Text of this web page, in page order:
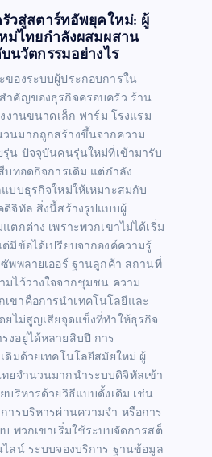
วสู่สตาร์ทอัพยุคใหม่: ผู้
ม่ไทยกำลังผสมผสาน
นวัตกรรมอย่างไร
องระบบผู้ประกอบการใน
ำคัญของธุรกิจครอบครัว ร้าน
งานขนาดเล็ก ฟาร์ม โรงแรม
วนมากถูกสร้างขึ้นจากความ
น ปัจจุบันคนรุ่นใหม่ที่เข้ามารับ
บทอดกิจการเดิม แต่กำลัง
บบธุรกิจใหม่ให้เหมาะสมกับ
จิทัล สิ่งนี้สร้างรูปแบบผู้
ตกต่าง เพราะพวกเขาไม่ได้เริ่ม
มีข้อได้เปรียบจากองค์ความรู้
พพลายเออร์ ฐานลูกค้า สถานที่
มไว้วางใจจากชุมชน ความ
ขาคือการนำเทคโนโลยีและ
ยไม่สูญเสียจุดแข็งที่ทำให้ธุรกิจ
งอยู่ได้หลายสิบปี การ
ดิมด้วยเทคโนโลยีสมัยใหม่ ผู้
ยจำนวนมากนำระบบดิจิทัลเข้า
บริหารด้วยวิธีแบบดั้งเดิม เช่น
ารบริหารผ่านความจำ หรือการ
พวกเขาเริ่มใช้ระบบจัดการสต็
ไลน์ ระบบจองบริการ ฐานข้อมูล